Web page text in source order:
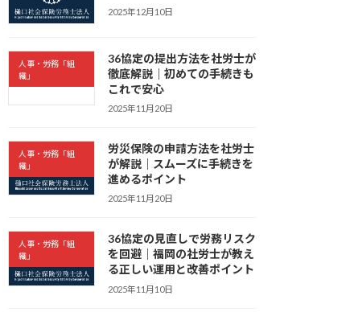
2025年12月10日
人事・労務「組
織」
36協定の提出方法を社労士が
徹底解説｜初めての手続きも
これで安心
2025年11月20日
人事・労務「組
織」
労災保険の申請方法を社労士
が解説｜スムーズに手続きを
進めるポイント
2025年11月20日
人事・労務「組
織」
36協定の見直しで労務リスク
を回避｜福岡の社労士が教え
る正しい運用と改善ポイント
2025年11月10日